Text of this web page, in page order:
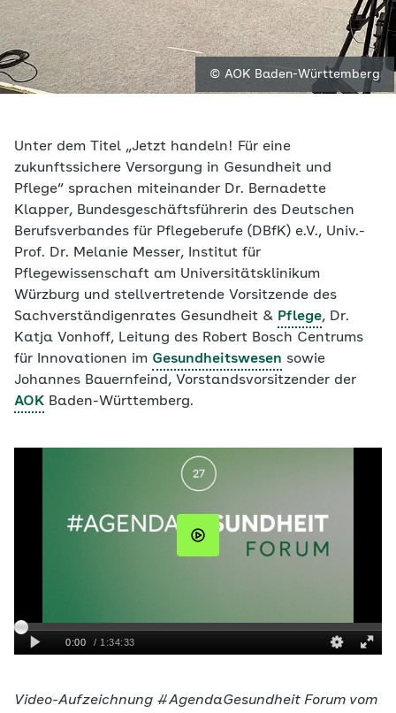
© AOK Baden-Württemberg
Unter dem Titel „Jetzt handeln! Für eine
zukunftssichere Versorgung in Gesundheit und
Pflege“ sprachen miteinander Dr. Bernadette
Klapper, Bundesgeschäftsführerin des Deutschen
Berufsverbandes für Pflegeberufe (DBfK) e.V., Univ.-
Prof. Dr. Melanie Messer, Institut für
Pflegewissenschaft am Universitätsklinikum
Würzburg und stellvertretende Vorsitzende des
Sachverständigenrates Gesundheit & Pflege, Dr.
Katja Vonhoff, Leitung des Robert Bosch Centrums
für Innovationen im Gesundheitswesen sowie
Johannes Bauernfeind, Vorstandsvorsitzender der
AOK Baden-Württemberg.
Video-Aufzeichnung #AgendaGesundheit Forum vom